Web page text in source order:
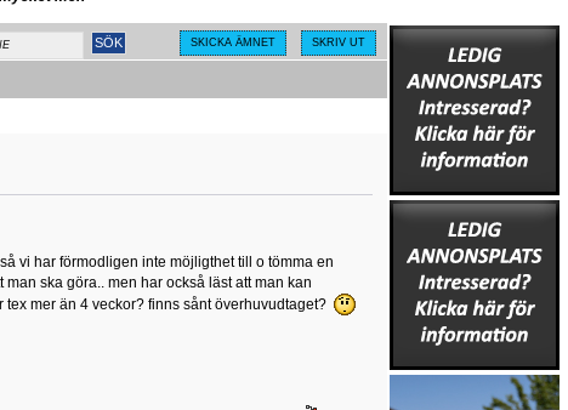
SKICKA ÄMNET SKRIV UT
vi har förmodligen inte möjligthet till o tömma en
ska göra.. men har också läst att man kan
mer än 4 veckor? finns sånt överhuvudtaget?